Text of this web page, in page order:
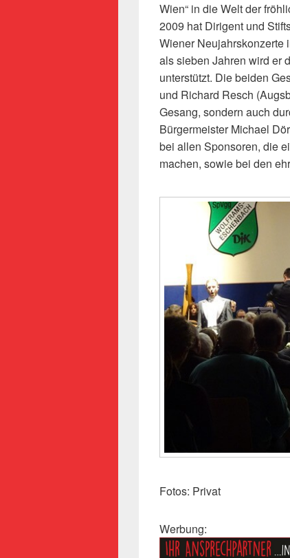
Wien“ in die Welt der
2009 hat Dirigent und
Wiener Neujahrskonzerte
als sieben Jahren wird er
unterstützt. Die beiden
und Richard Resch
Gesang, sondern auch
Bürgermeister Michael
bei allen Sponsoren, die
machen, sowie bei den
Fotos: Privat
Werbung: